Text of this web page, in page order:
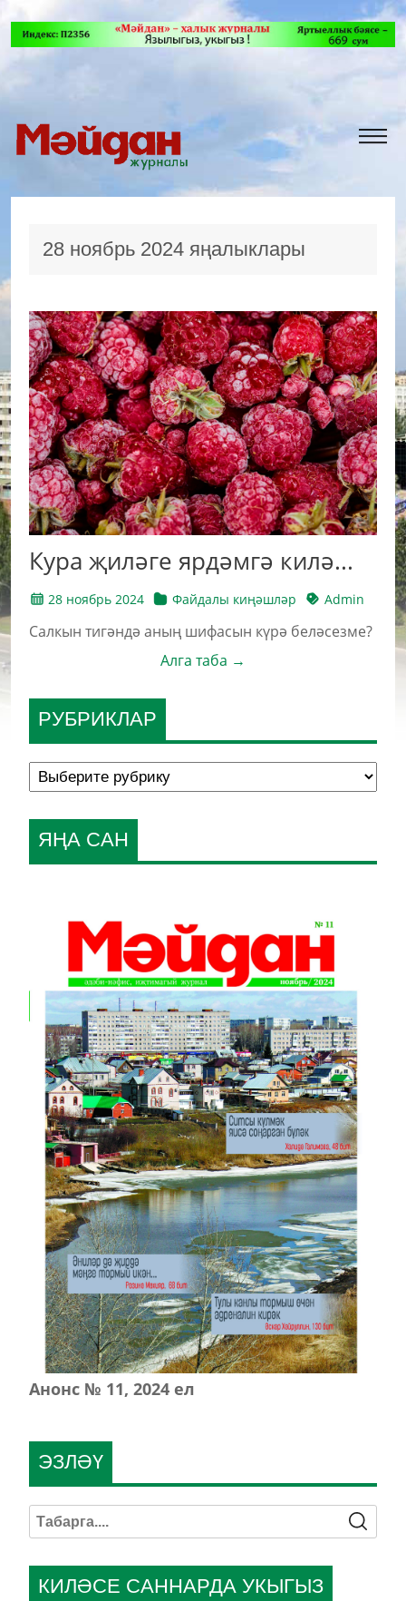
28 ноябрь 2024 яңалыклары
Кура җиләге ярдәмгә килә...
28 ноябрь 2024 Файдалы киңәшләр Admin
Салкын тигәндә аның шифасын күрә беләсезме?
Алга таба →
РУБРИКЛАР
ЯҢА САН
Анонс № 11, 2024 ел
КИЛӘСЕ САННАРДА УКЫГЫЗ
ЭЗЛӘҮ